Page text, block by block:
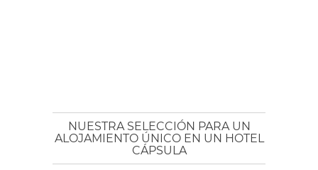
NUESTRA SELECCIÓN PARA UN
ALOJAMIENTO ÚNICO EN UN HOTEL
CÁPSULA